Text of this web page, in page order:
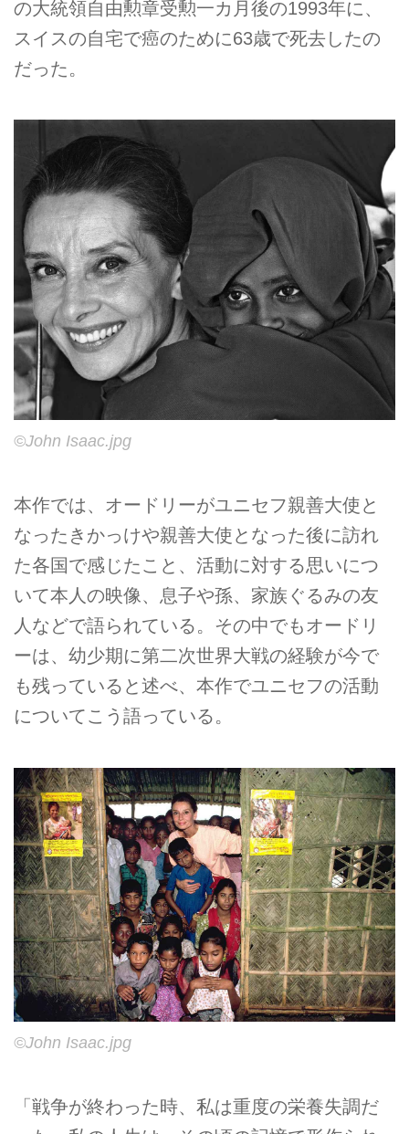
の大統領自由勲章受勲一カ月後の1993年に、
スイスの自宅で癌のために63歳で死去したの
だった。
©John Isaac.jpg
本作では、オードリーがユニセフ親善大使と
なったきかっけや親善大使となった後に訪れ
た各国で感じたこと、活動に対する思いにつ
いて本人の映像、息子や孫、家族ぐるみの友
人などで語られている。その中でもオードリ
ーは、幼少期に第二次世界大戦の経験が今で
も残っていると述べ、本作でユニセフの活動
についてこう語っている。
©John Isaac.jpg
「戦争が終わった時、私は重度の栄養失調だ